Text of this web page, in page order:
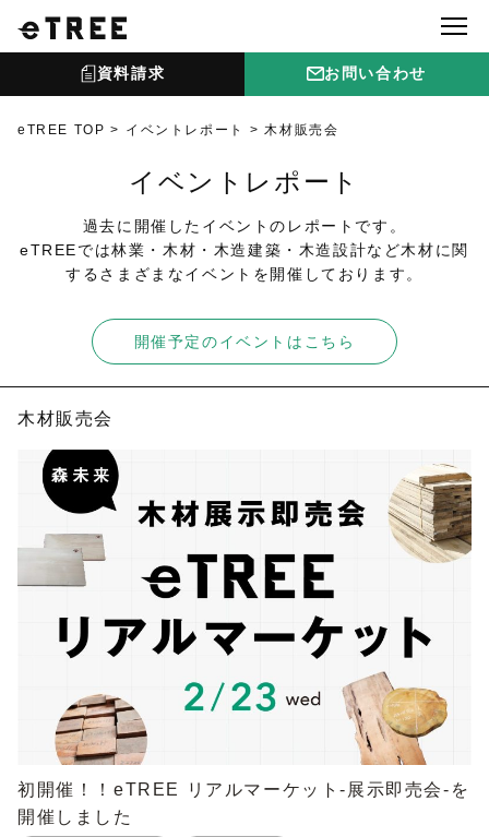
資料請求 お問い合わせ
eTREE TOP イベントレポート 木材販売会
イベントレポート
過去に開催したイベントのレポートです。
eTREEでは林業・木材・木造建築・木造設計など木材に関
するさまざまなイベントを開催しております。
開催予定のイベントはこちら
木材販売会
初開催！！eTREE リアルマーケット-展示即売会-を
開催しました